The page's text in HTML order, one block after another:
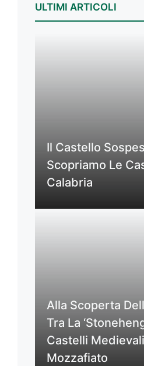
ULTIMI ARTICOLI
Il Castello
Scopriamo Le
Calabria
Alla Scoperta
Tra La
Castelli
Mozzafiato